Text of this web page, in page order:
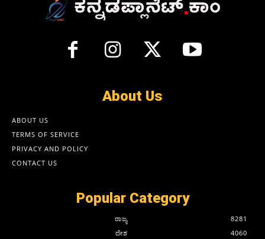
About Us
ABOUT US
TERMS OF SERVICE
PRIVACY AND POLICY
CONTACT US
Popular Category
ರಾಜ್ಯ
8281
ದೇಶ
4060